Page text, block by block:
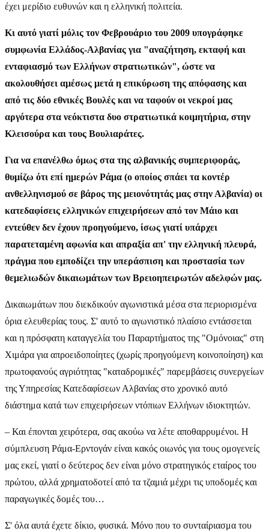
έχει μερίδιο ευθυνών και η ελληνική πολιτεία.
Κι αυτό γιατί μόλις τον Φεβρουάριο του 2009 υπογράφηκε
συμφωνία Ελλάδος-Αλβανίας για "αναζήτηση, εκταφή και
ενταφιασμό των Ελλήνων στρατιωτικών", ώστε να
ακολουθήσει αμέσως μετά η επικύρωση της απόφασης και
από τις δύο εθνικές Βουλές και να ταφούν οι νεκροί μας
αργότερα στα νεόκτιστα δυο στρατιωτικά κοιμητήρια, στην
Κλεισούρα και τους Βουλιαράτες.
Για να επανέλθω όμως στα της αλβανικής συμπεριφοράς,
θυμίζω ότι επί ημερών Ράμα (ο οποίος σπάει τα κοντέρ
ανθελληνισμού σε βάρος της μειονότητάς μας στην Αλβανία) οι
κατεδαφίσεις ελληνικών επιχειρήσεων από τον Μάιο και
εντεύθεν δεν έχουν προηγούμενο, ίσως γιατί υπάρχει
παρατεταμένη αφωνία και απραξία απ' την ελληνική πλευρά,
πράγμα που εμποδίζει την υπεράσπιση και προστασία των
θεμελιωδών δικαιωμάτων των Βρειοηπειρωτών αδελφών μας.
Δικαιωμάτων που διεκδικούν αγωνιστικά μέσα στα περιορισμένα
όρια ελευθερίας τους. Σ' αυτό το αγωνιστικό πλαίσιο εντάσσεται
και η πρόσφατη καταγγελία του Παραρτήματος της "Ομόνοιας" στη
Χιμάρα για απροειδοποίητες (χωρίς προηγούμενη κοινοποίηση) και
πρωτοφανούς αγριότητας "καταδρομικές" παρεμβάσεις συνεργείων
της Υπηρεσίας Κατεδαφίσεων Αλβανίας στο χρονικό αυτό
διάστημα κατά των επιχειρήσεων ντόπιων Ελλήνων ιδιοκτητών.
– Και έπονται χειρότερα, σας ακούω να λέτε αποθαρρυμένοι. Η
σύμπλευση Ράμα-Ερντογάν είναι κακός οιωνός για τους ομογενείς
μας εκεί, γιατί ο δεύτερος δεν είναι μόνο στρατηγικός εταίρος του
πρώτου, αλλά χρηματοδοτεί από τα τζαμιά μέχρι τις υποδομές και
παραγωγικές δομές του…
Σ' όλα αυτά έχετε δίκιο, φυσικά. Μόνο που το συνταίριασμα του